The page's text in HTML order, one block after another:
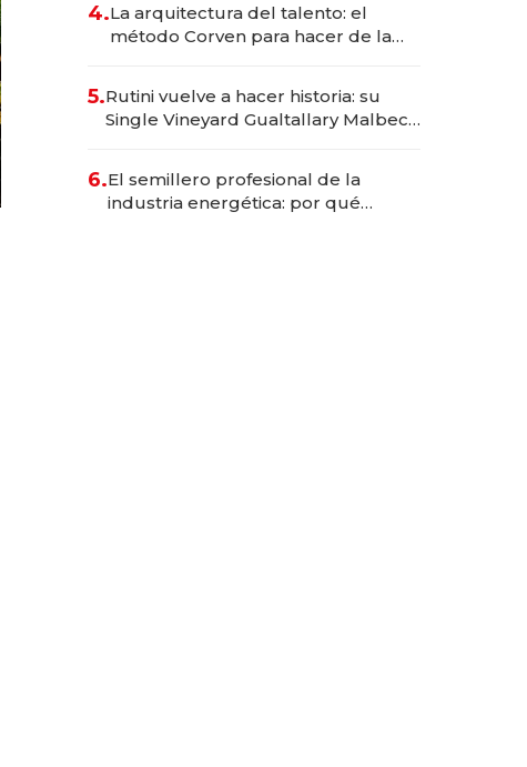
200M.
4.La arquitectura del talento: el
método Corven para hacer de la
5.Rutini vuelve a hacer historia: su
Single Vineyard Gualtallary Malbec
6.El semillero profesional de la
industria energética: por qué